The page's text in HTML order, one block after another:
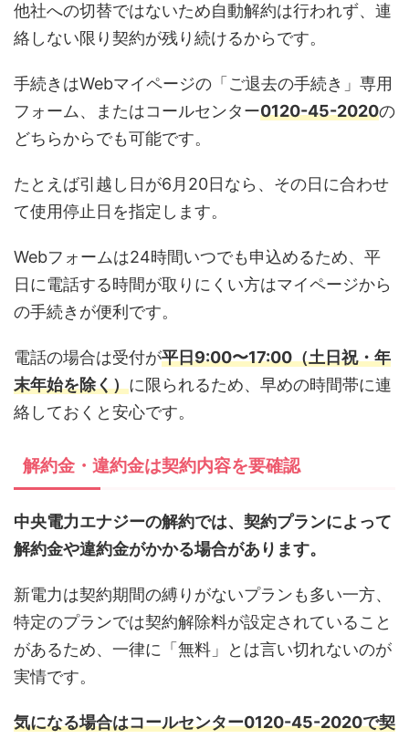
他社への切替ではないため自動解約は行われず、連
絡しない限り契約が残り続けるからです。
手続きはWebマイページの「ご退去の手続き」専用
フォーム、またはコールセンター0120-45-2020の
どちらからでも可能です。
たとえば引越し日が6月20日なら、その日に合わせ
て使用停止日を指定します。
Webフォームは24時間いつでも申込めるため、平
日に電話する時間が取りにくい方はマイページから
の手続きが便利です。
電話の場合は受付が平日9:00〜17:00（土日祝・年
末年始を除く）に限られるため、早めの時間帯に連
絡しておくと安心です。
解約金・違約金は契約内容を要確認
中央電力エナジーの解約では、契約プランによって
解約金や違約金がかかる場合があります。
新電力は契約期間の縛りがないプランも多い一方、
特定のプランでは契約解除料が設定されていること
があるため、一律に「無料」とは言い切れないのが
実情です。
気になる場合はコールセンター0120-45-2020で契